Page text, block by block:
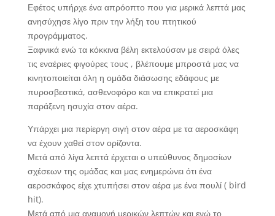
Εφέτος υπήρχε ένα απρόοπτο που για μερικά λεπτά μας
ανησύχησε λίγο πριν την λήξη του πτητικού
προγράμματος.
Ξαφνικά ενώ τα κόκκινα βέλη εκτελούσαν με σειρά όλες
τις εναέριες φιγούρες τους , βλέπουμε μπροστά μας να
κινητοποιείται όλη η ομάδα διάσωσης εδάφους με
πυροσβεστικά, ασθενοφόρο και να επικρατεί μια
παράξενη ησυχία στον αέρα.
Υπάρχει μια περίεργη σιγή στον αέρα με τα αεροσκάφη
να έχουν χαθεί στον ορίζοντα.
Μετά από λίγα λεπτά έρχεται ο υπεύθυνος δημοσίων
σχέσεων της ομάδας και μας ενημερώνει ότι ένα
αεροσκάφος είχε χτυπήσει στον αέρα με ένα πουλί ( bird
hit).
Μετά από μια αναμονή μερικών λεπτών και ενώ το